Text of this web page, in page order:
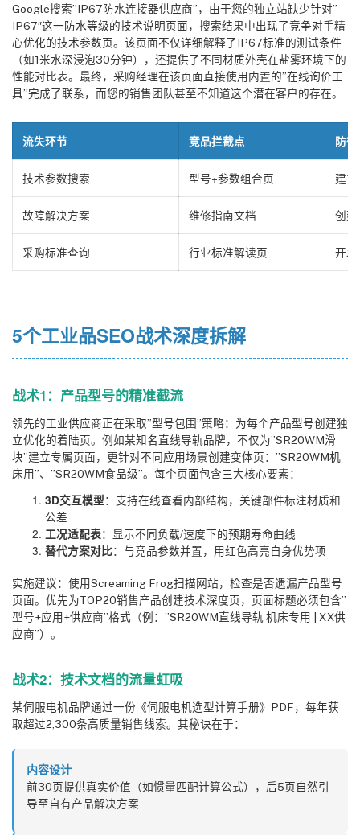
Google搜索”IP67防水连接器供应商”，由于您的独立站缺少针对”
IP67″这一防水等级的技术说明页面，搜索结果中出现了竞争对手精
心优化的技术参数页。该页面不仅详细解释了IP67标准的测试条件
（如1米水深浸泡30分钟），还提供了不同材质外壳在盐雾环境下的
性能对比表。最终，采购经理在该页面直接使用内置的”在线询价工
具”完成了联系，而您的销售团队甚至不知道这个潜在客户的存在。
流失环节 竞品拦截点 防
技术参数搜索 型号+参数组合页 建
故障解决方案 维修指南文档 创
采购标准查询 行业标准解读页 开
5个工业品SEO战术深度拆解
战术1：产品型号的精准截流
领先的工业供应商正在采取”型号包围”策略：为每个产品型号创建独
立优化的着陆页。例如某知名直线导轨品牌，不仅为”SR20WM滑
块”建立专属页面，更针对不同应用场景创建变体页：”SR20WM机
床用”、”SR20WM食品级”。每个页面包含三大核心要素：
3D交互模型：支持在线查看内部结构，关键部件标注材质和
公差
工况适配表：显示不同负载/速度下的预期寿命曲线
替代方案对比：与竞品参数并置，用红色高亮自身优势项
实施建议：使用Screaming Frog扫描网站，检查是否遗漏产品型号
页面。优先为TOP20销售产品创建技术深度页，页面标题必须包含”
型号+应用+供应商”格式（例：”SR20WM直线导轨 机床专用 | XX供
应商”）。
战术2：技术文档的流量虹吸
某伺服电机品牌通过一份《伺服电机选型计算手册》PDF，每年获
取超过2,300条高质量销售线索。其秘诀在于：
内容设计
前30页提供真实价值（如惯量匹配计算公式），后5页自然引
导至自有产品解决方案